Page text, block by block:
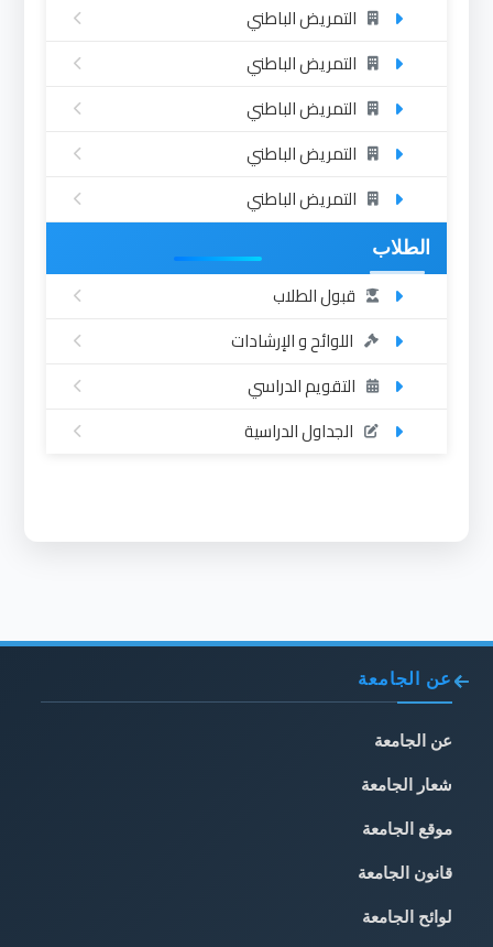
التمريض الباطني
التمريض الباطني
التمريض الباطني
التمريض الباطني
التمريض الباطني
الطلاب
قبول الطلاب
اللوائح و الإرشادات
التقويم الدراسي
الجداول الدراسية
عن الجامعة
عن الجامعة
شعار الجامعة
موقع الجامعة
قانون الجامعة
لوائح الجامعة